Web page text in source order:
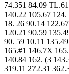
74.351 84.09
140.22 105.67
18. 26 90.14
120.21 90.59
90. 59 10.11
165.#1 146.7X
140.84 162. (3
319.11 272.31